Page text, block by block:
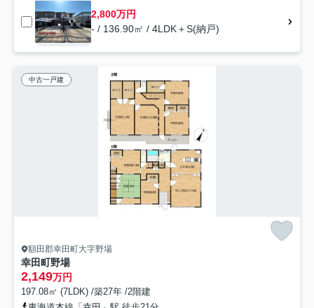
2,800万円
- / 136.90㎡ / 4LDK＋S(納戸)
中古一戸建
額田郡幸田町大字野場
幸田町野場
2,149万円
197.08㎡ (7LDK) /築27年 /2階建